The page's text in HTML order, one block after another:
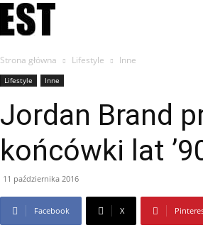
Strona główna Lifestyle Inne
Lifestyle Inne
Jordan Brand
końcówki lat
11 października 2016
Facebook X